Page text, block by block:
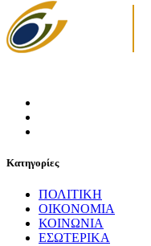
Κατηγορίες
ΠΟΛΙΤΙΚΗ
ΟΙΚΟΝΟΜΙΑ
ΚΟΙΝΩΝΙΑ
ΕΣΩΤΕΡΙΚΑ